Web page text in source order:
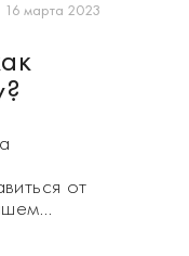
16 марта 2023
от